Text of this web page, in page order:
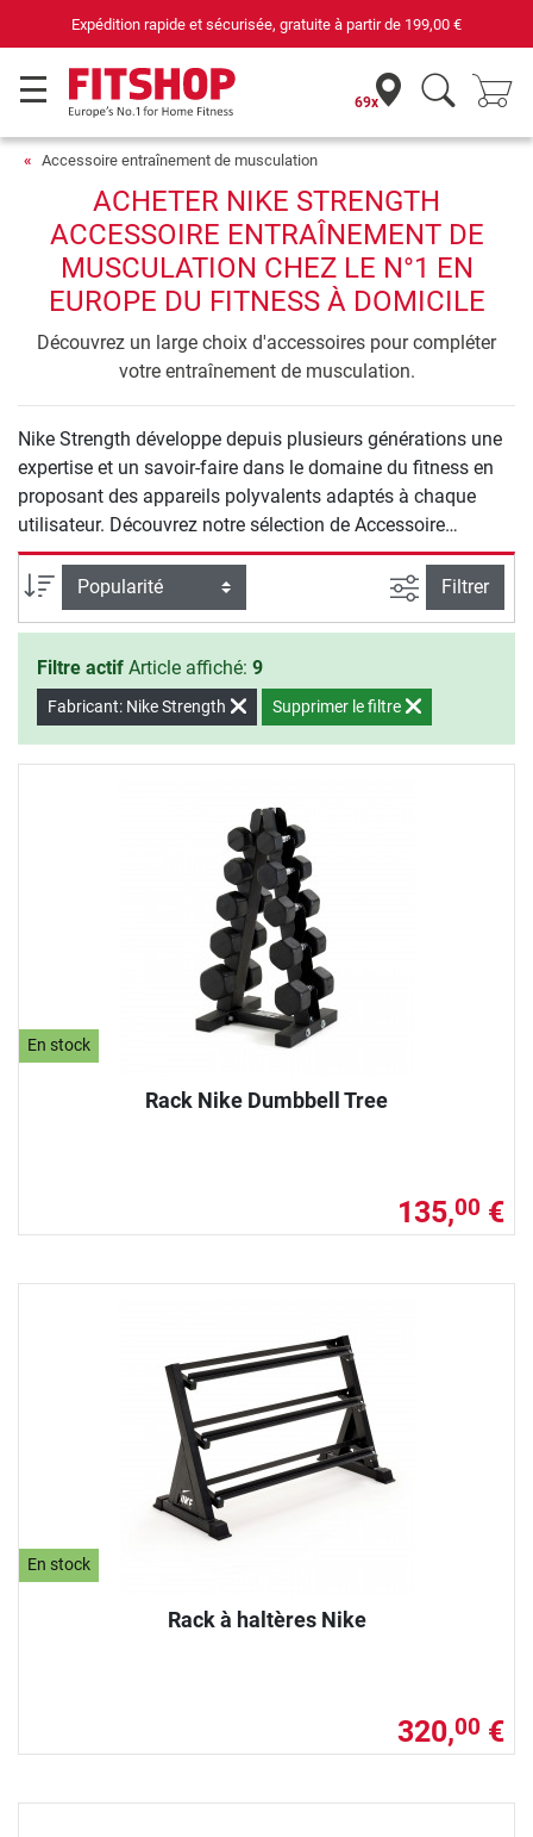
Expédition rapide et sécurisée, gratuite à partir de 199,00 €
69x
Accessoire entraînement de musculation
ACHETER NIKE STRENGTH
ACCESSOIRE ENTRAÎNEMENT DE
MUSCULATION CHEZ LE N°1 EN
EUROPE DU FITNESS À DOMICILE
Découvrez un large choix d'accessoires pour compléter
votre entraînement de musculation.
Nike Strength développe depuis plusieurs générations une
expertise et un savoir-faire dans le domaine du fitness en
proposant des appareils polyvalents adaptés à chaque
utilisateur. Découvrez notre sélection de Accessoire
entraînement de musculation - Nike Strength.
Trier par
Filtrer la
Filtrer
Filtre actif Article affiché: 9
Fabricant: Nike Strength Supprimer le filtre
En stock
Rack Nike Dumbbell Tree
135,00 €
En stock
Rack à haltères Nike
320,00 €